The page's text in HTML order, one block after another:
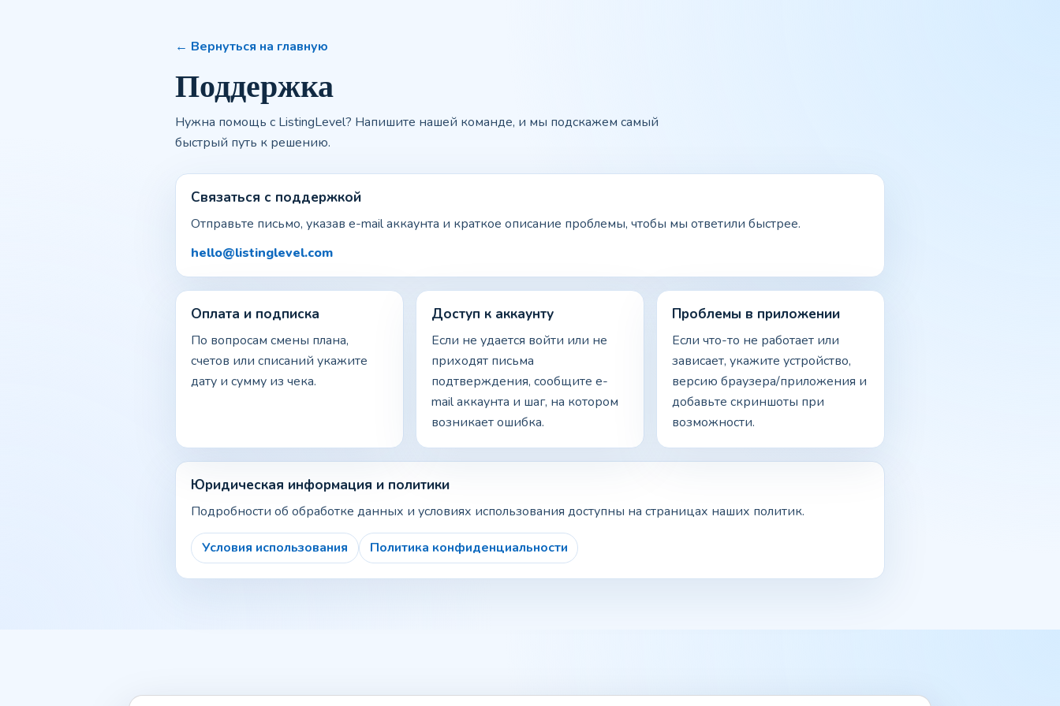
← Вернуться на главную
Поддержка
Нужна помощь с ListingLevel? Напишите нашей команде, и мы подскажем самый
быстрый путь к решению.
Связаться с поддержкой
Отправьте письмо, указав e-mail аккаунта и краткое описание проблемы, чтобы мы ответили быстрее.
hello@listinglevel.com
Оплата и подписка
По вопросам смены плана,
счетов или списаний укажите
дату и сумму из чека.
Доступ к аккаунту
Если не удается войти или не
приходят письма
подтверждения, сообщите e-
mail аккаунта и шаг, на котором
возникает ошибка.
Проблемы в приложении
Если что-то не работает или
зависает, укажите устройство,
версию браузера/приложения и
добавьте скриншоты при
возможности.
Юридическая информация и политики
Подробности об обработке данных и условиях использования доступны на страницах наших политик.
Условия использования Политика конфиденциальности